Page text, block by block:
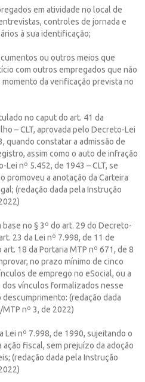
em atividade no local de
controles de jornada e
à sua identificação;
ou outros meios que
com outros empregados que não
da verificação prevista no
no caput do art. 41 da
– CLT, aprovada pelo Decreto-Lei
quando constatar a admissão de
assim como o auto de infração
nº 5.452, de 1943 – CLT, se
promoveu a anotação da Carteira
(redação dada pela Instrução
no § 3º do art. 29 do Decreto-
23 da Lei nº 7.998, de 11 de
18 da Portaria MTP nº 671, de 8
no prazo mínimo de cinco
de emprego no eSocial, ou a
vínculos formalizados nesse
(redação dada
nº 3, de 2022)
Lei nº 7.998, de 1990, sujeitando o
fiscal, sem prejuízo da adoção
(redação dada pela Instrução